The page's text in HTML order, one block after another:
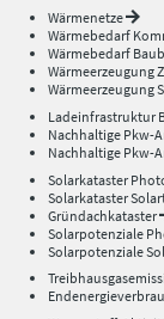
Wärmenetze
Wärmebedarf
Wärmebedarf
Wärmeerzeugung
Wärmeerzeugung
Ladeinfrastruktur
Nachhaltige Pkw-
Nachhaltige Pkw-
Solarkataster
Solarkataster
Gründachkataster
Solarpotenziale
Solarpotenziale